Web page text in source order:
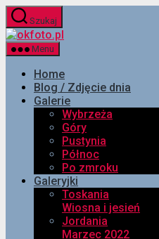
Przejdź
do
treści
Szukaj
Menu
Home
Blog / Zdjęcie dnia
Galerie
Wybrzeża
Góry
Pustynia
Północ
Po zmroku
Galeryjki
Toskania
Wiosna i jesień
Jordania
Marzec 2022